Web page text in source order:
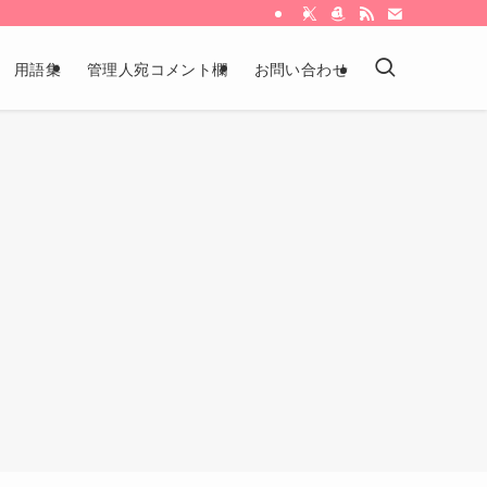
用語集 管理人宛コメント欄 お問い合わせ